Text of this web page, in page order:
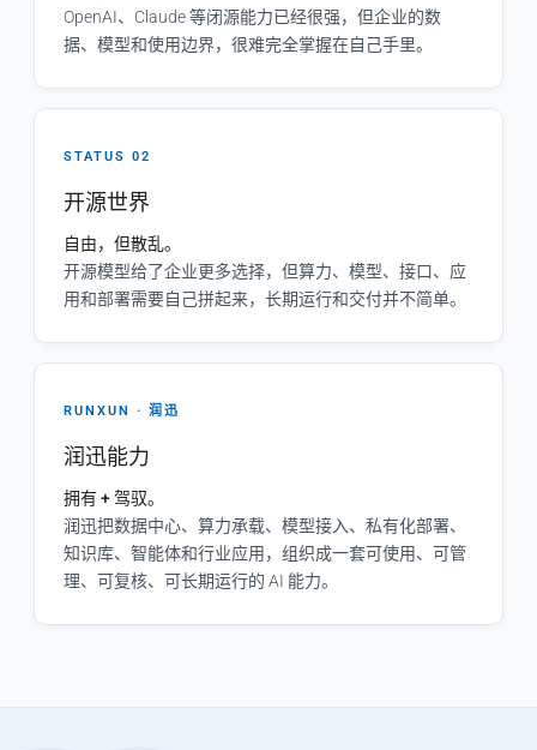
OpenAI、Claude 等闭源能力已经很强，但企业的数
据、模型和使用边界，很难完全掌握在自己手里。
STATUS 02
开源世界
自由，但散乱。
开源模型给了企业更多选择，但算力、模型、接口、应
用和部署需要自己拼起来，长期运行和交付并不简单。
RUNXUN · 润迅
润迅能力
拥有 + 驾驭。
润迅把数据中心、算力承载、模型接入、私有化部署、
知识库、智能体和行业应用，组织成一套可使用、可管
理、可复核、可长期运行的 AI 能力。